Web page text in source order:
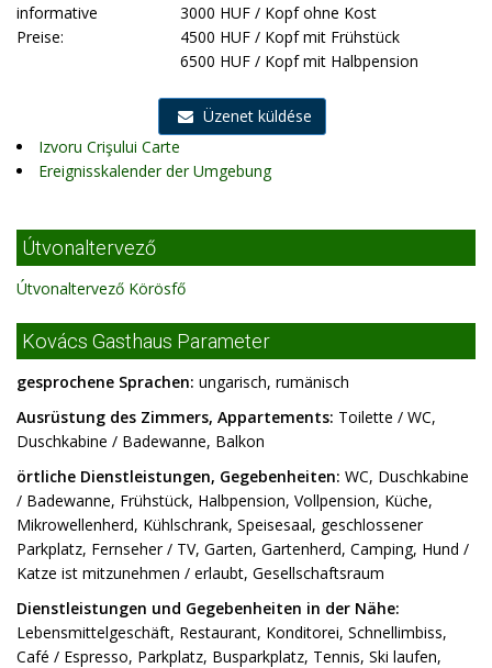
informative
Preise:
3000 HUF / Kopf ohne Kost
4500 HUF / Kopf mit Frühstück
6500 HUF / Kopf mit Halbpension
Üzenet küldése
Izvoru Crişului Carte
Ereignisskalender der Umgebung
Útvonaltervező
Útvonaltervező Körösfő
Kovács Gasthaus Parameter
gesprochene Sprachen: ungarisch, rumänisch
Ausrüstung des Zimmers, Appartements: Toilette / WC,
Duschkabine / Badewanne, Balkon
örtliche Dienstleistungen, Gegebenheiten: WC, Duschkabine
/ Badewanne, Frühstück, Halbpension, Vollpension, Küche,
Mikrowellenherd, Kühlschrank, Speisesaal, geschlossener
Parkplatz, Fernseher / TV, Garten, Gartenherd, Camping, Hund /
Katze ist mitzunehmen / erlaubt, Gesellschaftsraum
Dienstleistungen und Gegebenheiten in der Nähe:
Lebensmittelgeschäft, Restaurant, Konditorei, Schnellimbiss,
Café / Espresso, Parkplatz, Busparkplatz, Tennis, Ski laufen,